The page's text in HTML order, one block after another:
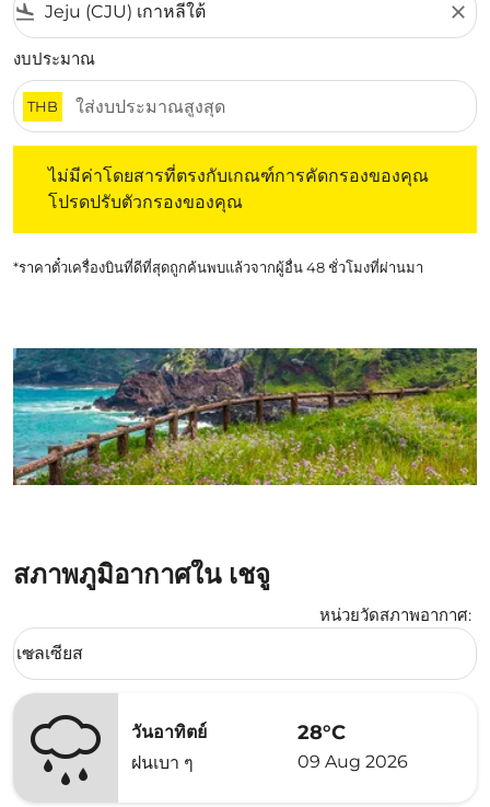
flight_land close
งบประมาณ
THB
ไม่มีค่าโดยสารที่ตรงกับเกณฑ์การคัดกรองของคุณ
โปรดปรับตัวกรองของคุณ
*ราคาตั๋วเครื่องบินที่ดีที่สุดถูกค้นพบแล้วจากผู้อื่น 48 ชั่วโมงที่ผ่านมา
สภาพภูมิอากาศใน เชจู
หน่วยวัดสภาพอากาศ:
Weather unit option เซลเซียส Selected
เซลเซียส
keyboard_arrow_down
วันอาทิตย์
ฝนเบา ๆ
28°C
09 Aug 2026